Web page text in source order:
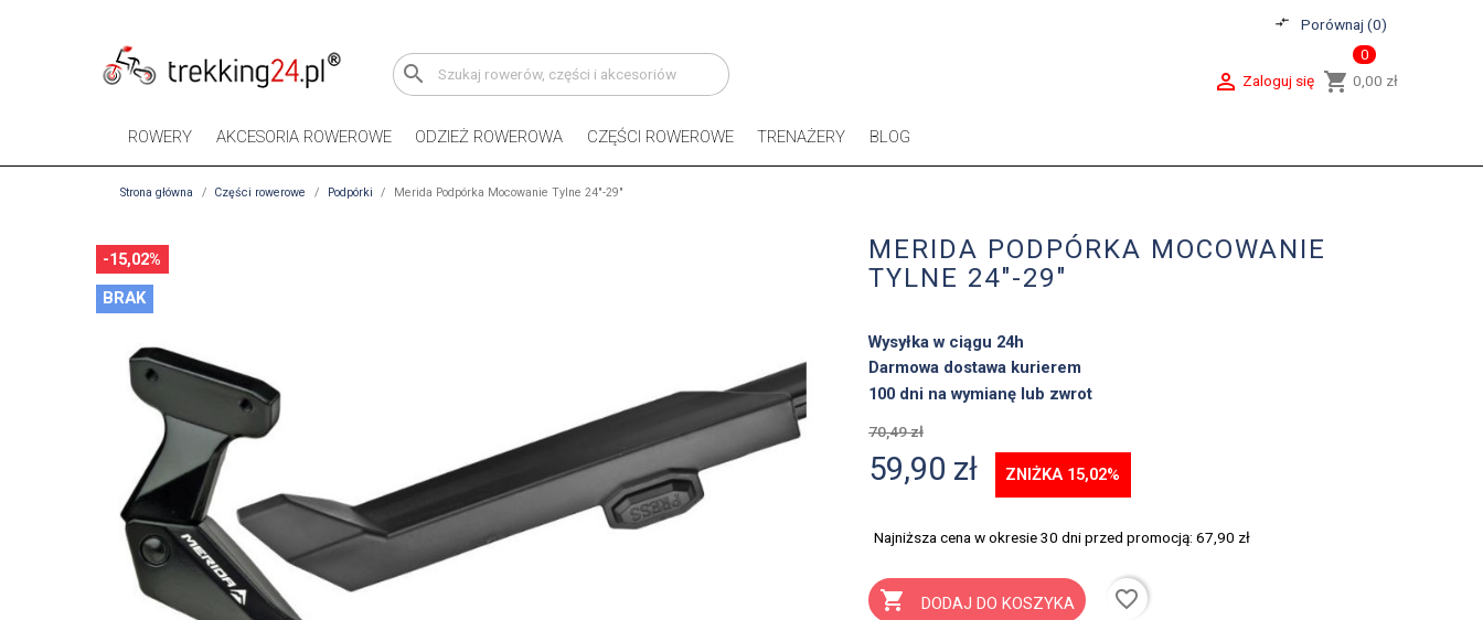
compare_arrows Porównaj (0)
search shopping_cart
0
0,00 zł
 Zaloguj się
ROWERY AKCESORIA ROWEROWE ODZIEŻ ROWEROWA CZĘŚCI ROWEROWE TRENAŻERY BLOG
Strona główna Części rowerowe Podpórki Merida Podpórka Mocowanie Tylne 24"-29"
-15,02%
BRAK
MERIDA PODPÓRKA MOCOWANIE
TYLNE 24"-29"
Wysyłka w ciągu 24h
Darmowa dostawa kurierem
100 dni na wymianę lub zwrot
70,49 zł
59,90 zł ZNIŻKA 15,02%
Najniższa cena w okresie 30 dni przed promocją: 67,90 zł
 DODAJ DO KOSZYKA
favorite_border